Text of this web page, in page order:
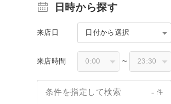
日時から探す
来店日 日付から選択
来店時間 〜
条件を指定して検索 - 件